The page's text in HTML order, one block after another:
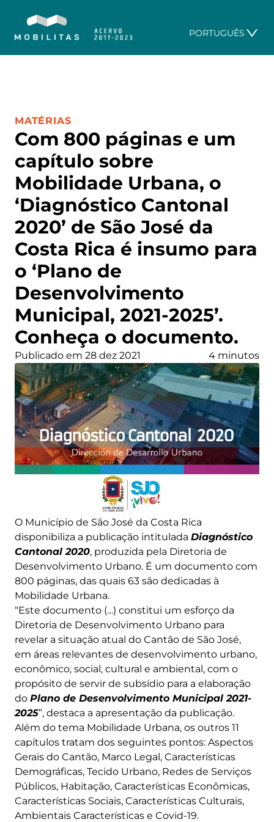
PORTUGUÊS
Com 800 páginas e um
capítulo sobre
Mobilidade Urbana, o
‘Diagnóstico Cantonal
2020’ de São José da
Costa Rica é insumo para
o ‘Plano de
Desenvolvimento
Municipal, 2021-2025’.
Conheça o documento.
CATEGORIA:
MATÉRIAS
Publicado em 28 dez 2021 4 minutos
O Município de São José da Costa Rica
disponibiliza a publicação intitulada Diagnóstico
Cantonal 2020, produzida pela Diretoria de
Desenvolvimento Urbano. É um documento com
800 páginas, das quais 63 são dedicadas à
Mobilidade Urbana.
“Este documento (…) constitui um esforço da
Diretoria de Desenvolvimento Urbano para
revelar a situação atual do Cantão de São José,
em áreas relevantes de desenvolvimento urbano,
econômico, social, cultural e ambiental, com o
propósito de servir de subsídio para a elaboração
do Plano de Desenvolvimento Municipal 2021-
2025”, destaca a apresentação da publicação.
Além do tema Mobilidade Urbana, os outros 11
capítulos tratam dos seguintes pontos: Aspectos
Gerais do Cantão, Marco Legal, Características
Demográficas, Tecido Urbano, Redes de Serviços
Públicos, Habitação, Características Econômicas,
Características Sociais, Características Culturais,
Ambientais Características e Covid-19.